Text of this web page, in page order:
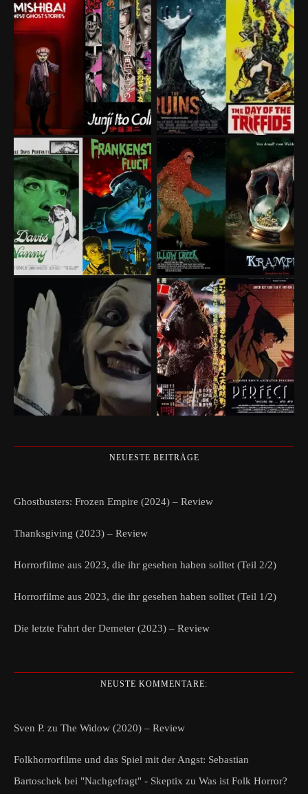
NEUESTE BEITRÄGE
Ghostbusters: Frozen Empire (2024) – Review
Thanksgiving (2023) – Review
Horrorfilme aus 2023, die ihr gesehen haben solltet (Teil 2/2)
Horrorfilme aus 2023, die ihr gesehen haben solltet (Teil 1/2)
Die letzte Fahrt der Demeter (2023) – Review
NEUSTE KOMMENTARE:
Sven P. zu The Widow (2020) – Review
Folkhorrorfilme und das Spiel mit der Angst: Sebastian
Bartoschek bei "Nachgefragt" - Skeptix zu Was ist Folk Horror?